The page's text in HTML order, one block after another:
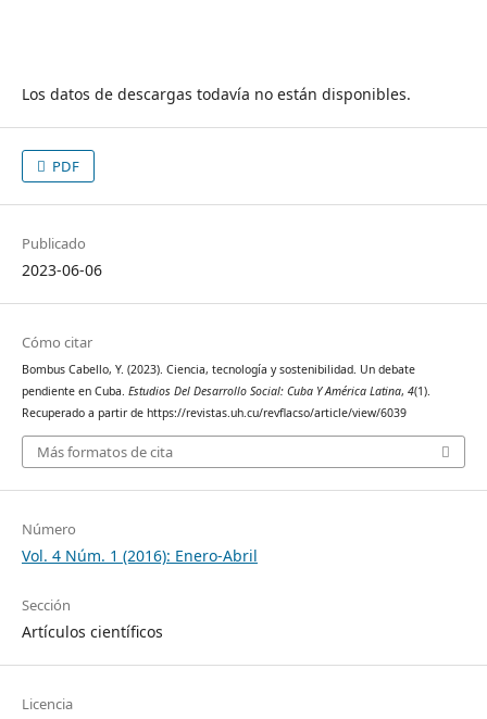
Los datos de descargas todavía no están disponibles.
PDF
Publicado
2023-06-06
Cómo citar
Bombus Cabello, Y. (2023). Ciencia, tecnología y sostenibilidad. Un debate
pendiente en Cuba. Estudios Del Desarrollo Social: Cuba Y América Latina, 4(1).
Recuperado a partir de https://revistas.uh.cu/revflacso/article/view/6039
Más formatos de cita
Número
Vol. 4 Núm. 1 (2016): Enero-Abril
Sección
Artículos científicos
Licencia